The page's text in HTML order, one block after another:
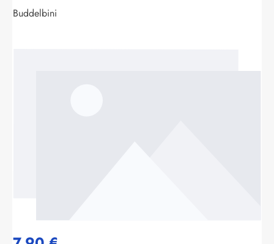
Buddelbini